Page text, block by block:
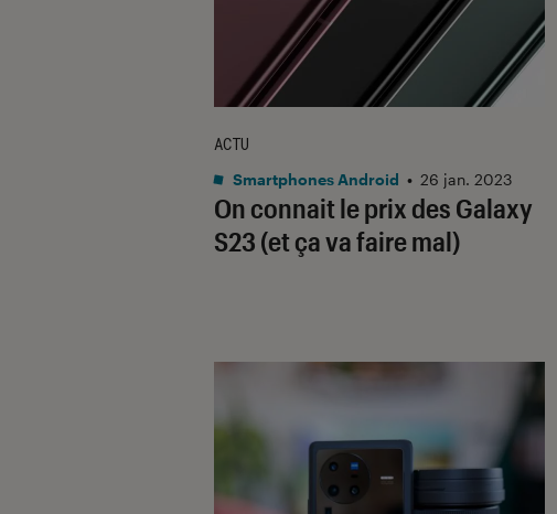
On connait le prix des Galaxy
S23 (et ça va faire mal)
ACTU
Smartphones Android • 26 jan. 2023